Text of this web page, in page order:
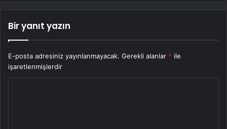
Bir yanıt yazın
E-posta adresiniz yayınlanmayacak. Gerekli alanlar * ile
işaretlenmişlerdir